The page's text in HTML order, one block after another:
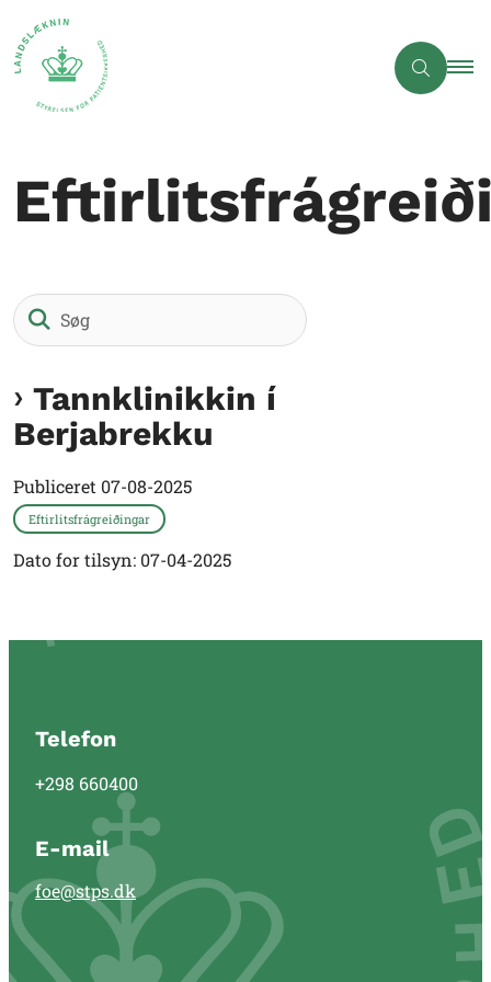
Tannklinikkin í
Berjabrekku
Publiceret 07-08-2025
Eftirlitsfrágreiðingar
Dato for tilsyn: 07-04-2025
Telefon
+298 660400
E-mail
foe@stps.dk